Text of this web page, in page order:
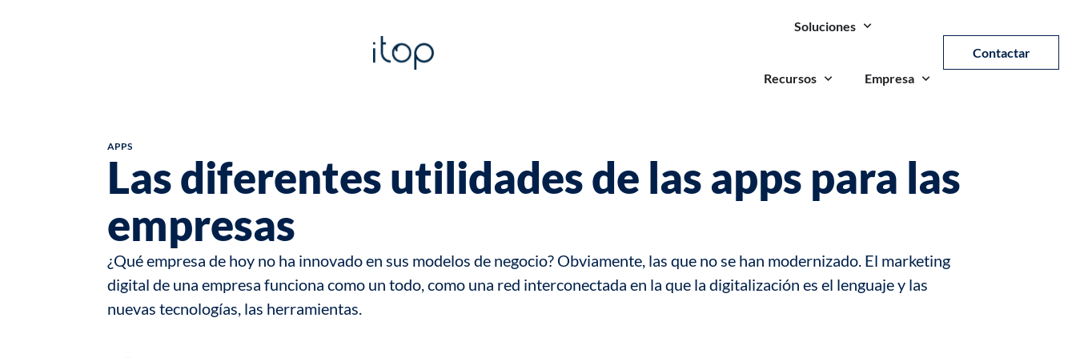
Soluciones
Recursos Empresa
Contactar
APPS
Las diferentes utilidades de las apps para las
empresas
¿Qué empresa de hoy no ha innovado en sus modelos de negocio? Obviamente, las que no se han modernizado. El marketing
digital de una empresa funciona como un todo, como una red interconectada en la que la digitalización es el lenguaje y las
nuevas tecnologías, las herramientas.